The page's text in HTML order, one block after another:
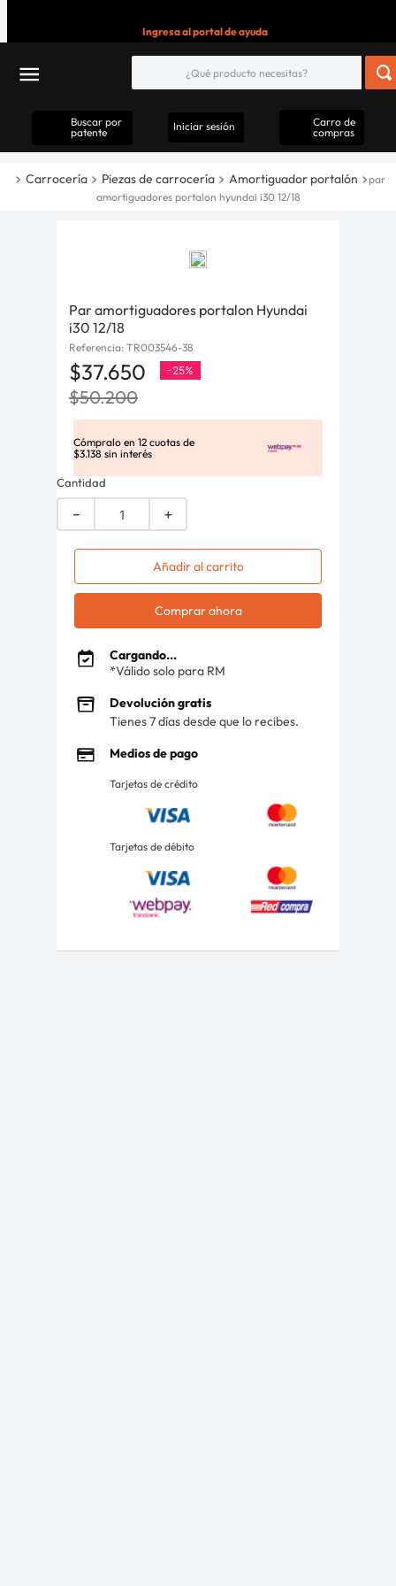
Ingresa al portal de ayuda
Buscar por
patente
Iniciar sesión
Carro de
compras
Carrocería Piezas de carrocería Amortiguador portalón
par
amortiguadores portalon hyundai i30 12/18
Par amortiguadores portalon Hyundai
i30 12/18
Referencia: TR003546-38
$37.650 -25%
$50.200
Cómpralo en 12 cuotas de
$3.138 sin interés
Cantidad
＋
－
Añadir al carrito
Comprar ahora
Cargando...
*Válido solo para RM
Devolución gratis
Tienes 7 días desde que lo recibes.
Medios de pago
Tarjetas de crédito
Tarjetas de débito